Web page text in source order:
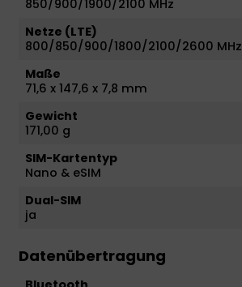
850/900/1900/2100 MHz
Netze (LTE)
800/850/900/1800/2100/2600 MHz
Maße
71,6 x 147,6 x 7,8 mm
Gewicht
171,00 g
SIM-Kartentyp
Nano & eSIM
Dual-SIM
ja
Datenübertragung